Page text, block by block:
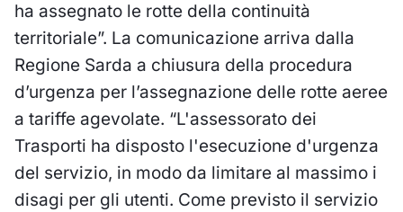
ha assegnato le rotte della continuità
territoriale”. La comunicazione arriva dalla
Regione Sarda a chiusura della procedura
d’urgenza per l’assegnazione delle rotte aeree
a tariffe agevolate. “L'assessorato dei
Trasporti ha disposto l'esecuzione d'urgenza
del servizio, in modo da limitare al massimo i
disagi per gli utenti. Come previsto il servizio